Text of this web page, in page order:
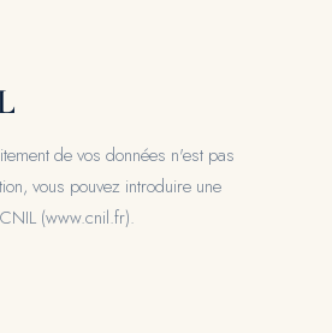
de vos données n'est pas
vous pouvez introduire une
(www.cnil.fr).